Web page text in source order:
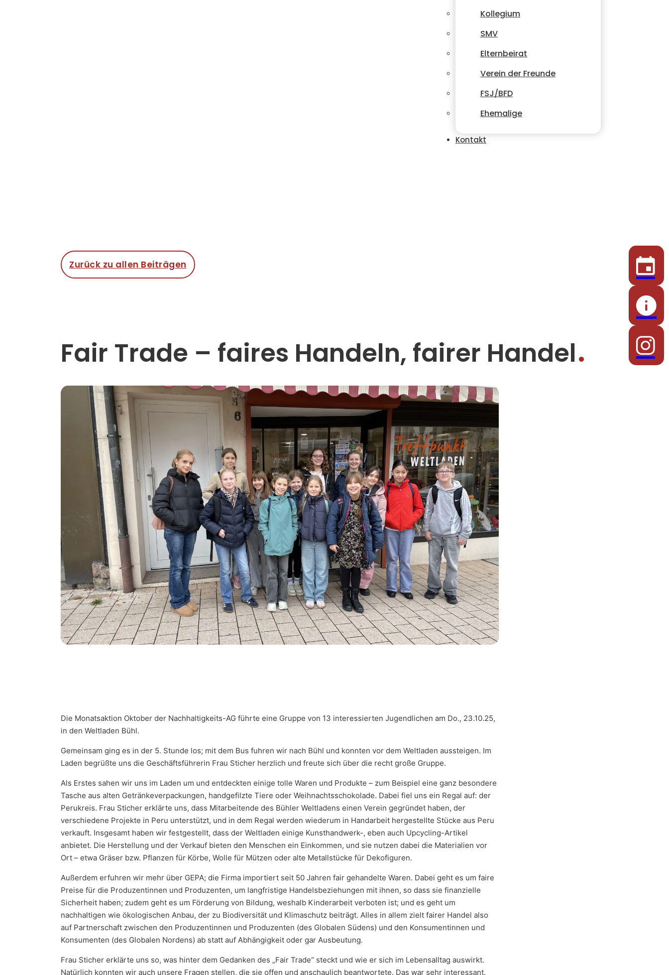
Kollegium
SMV
Elternbeirat
Verein der Freunde
FSJ/BFD
Ehemalige
Kontakt
Zurück zu allen Beiträgen
Fair Trade – faires Handeln, fairer Handel
Die Monatsaktion Oktober der Nachhaltigkeits-AG führte eine Gruppe von 13 interessierten Jugendlichen am Do., 23.10.25,
in den Weltladen Bühl.
Gemeinsam ging es in der 5. Stunde los; mit dem Bus fuhren wir nach Bühl und konnten vor dem Weltladen aussteigen. Im
Laden begrüßte uns die Geschäftsführerin Frau Sticher herzlich und freute sich über die recht große Gruppe.
Als Erstes sahen wir uns im Laden um und entdeckten einige tolle Waren und Produkte – zum Beispiel eine ganz besondere
Tasche aus alten Getränkeverpackungen, handgefilzte Tiere oder Weihnachtsschokolade. Dabei fiel uns ein Regal auf: der
Perukreis. Frau Sticher erklärte uns, dass Mitarbeitende des Bühler Weltladens einen Verein gegründet haben, der
verschiedene Projekte in Peru unterstützt, und in dem Regal werden wiederum in Handarbeit hergestellte Stücke aus Peru
verkauft. Insgesamt haben wir festgestellt, dass der Weltladen einige Kunsthandwerk-, eben auch Upcycling-Artikel
anbietet. Die Herstellung und der Verkauf bieten den Menschen ein Einkommen, und sie nutzen dabei die Materialien vor
Ort – etwa Gräser bzw. Pflanzen für Körbe, Wolle für Mützen oder alte Metallstücke für Dekofiguren.
Außerdem erfuhren wir mehr über GEPA; die Firma importiert seit 50 Jahren fair gehandelte Waren. Dabei geht es um faire
Preise für die Produzentinnen und Produzenten, um langfristige Handelsbeziehungen mit ihnen, so dass sie finanzielle
Sicherheit haben; zudem geht es um Förderung von Bildung, weshalb Kinderarbeit verboten ist; und es geht um
nachhaltigen wie ökologischen Anbau, der zu Biodiversität und Klimaschutz beiträgt. Alles in allem zielt fairer Handel also
auf Partnerschaft zwischen den Produzentinnen und Produzenten (des Globalen Südens) und den Konsumentinnen und
Konsumenten (des Globalen Nordens) ab statt auf Abhängigkeit oder gar Ausbeutung.
Frau Sticher erklärte uns so, was hinter dem Gedanken des „Fair Trade“ steckt und wie er sich im Lebensalltag auswirkt.
Natürlich konnten wir auch unsere Fragen stellen, die sie offen und anschaulich beantwortete. Das war sehr interessant.